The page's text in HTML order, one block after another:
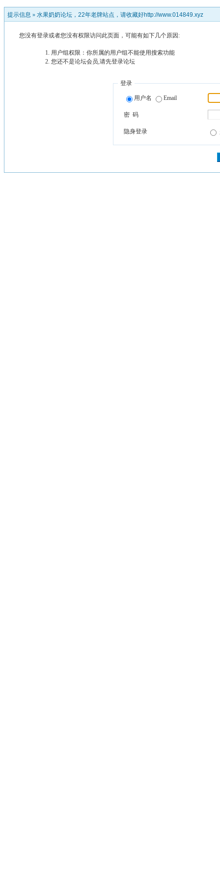
提示信息 » 水果奶奶论坛，22年老牌站点，请收藏好http://www.014849.xyz
您没有登录或者您没有权限访问此页面，可能有如下几个原因:
用户组权限：你所属的用户组不能使用搜索功能
您还不是论坛会员,请先登录论坛
登录
用户名 Email
密 码
隐身登录